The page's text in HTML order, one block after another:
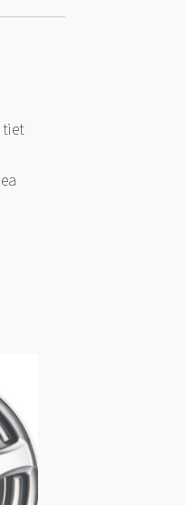
tiet